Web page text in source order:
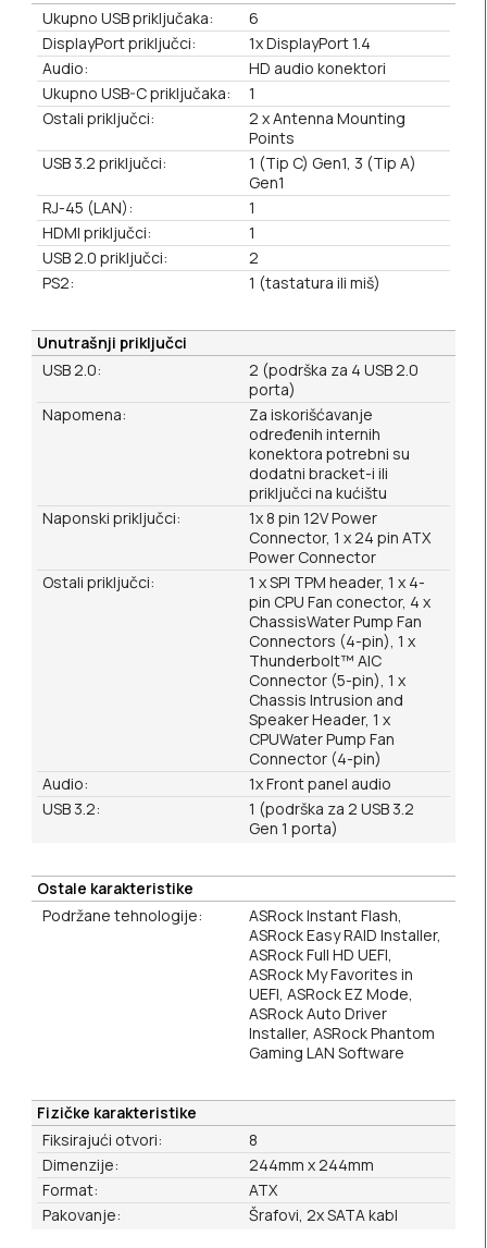
Ukupno USB priključaka:
6
DisplayPort priključci:
1x DisplayPort 1.4
Audio:
HD audio konektori
Ukupno USB-C priključaka:
1
Ostali priključci:
2 x Antenna Mounting
Points
USB 3.2 priključci:
1 (Tip C) Gen1, 3 (Tip A)
Gen1
RJ-45 (LAN):
1
HDMI priključci:
1
USB 2.0 priključci:
2
PS2:
1 (tastatura ili miš)
Unutrašnji priključci
USB 2.0:
2 (podrška za 4 USB 2.0
porta)
Napomena:
Za iskorišćavanje
određenih internih
konektora potrebni su
dodatni bracket-i ili
priključci na kućištu
Naponski priključci:
1x 8 pin 12V Power
Connector, 1 x 24 pin ATX
Power Connector
Ostali priključci:
1 x SPI TPM header, 1 x 4-
pin CPU Fan conector, 4 x
ChassisWater Pump Fan
Connectors (4-pin), 1 x
Thunderbolt™ AIC
Connector (5-pin), 1 x
Chassis Intrusion and
Speaker Header, 1 x
CPUWater Pump Fan
Connector (4-pin)
Audio:
1x Front panel audio
USB 3.2:
1 (podrška za 2 USB 3.2
Gen 1 porta)
Ostale karakteristike
Podržane tehnologije:
ASRock Instant Flash,
ASRock Easy RAID Installer,
ASRock Full HD UEFI,
ASRock My Favorites in
UEFI, ASRock EZ Mode,
ASRock Auto Driver
Installer, ASRock Phantom
Gaming LAN Software
Fizičke karakteristike
Fiksirajući otvori:
8
Dimenzije:
244mm x 244mm
Format:
ATX
Pakovanje:
Šrafovi, 2x SATA kabl